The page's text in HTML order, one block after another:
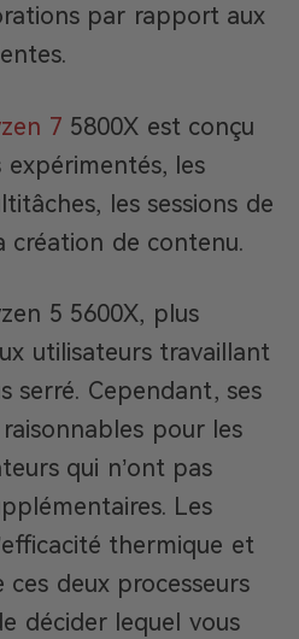
par rapport aux
7 5800X est conçu
les
les sessions de
création de contenu.
5 5600X, plus
utilisateurs travaillant
serré. Cependant, ses
pour les
qui n’ont pas
Les
thermique et
ces deux processeurs
décider lequel vous